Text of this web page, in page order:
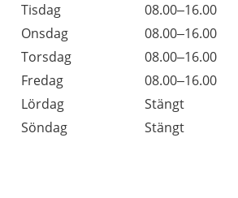
Tisdag
08.00–16.00
Onsdag
08.00–16.00
Torsdag
08.00–16.00
Fredag
08.00–16.00
Lördag
Stängt
Söndag
Stängt